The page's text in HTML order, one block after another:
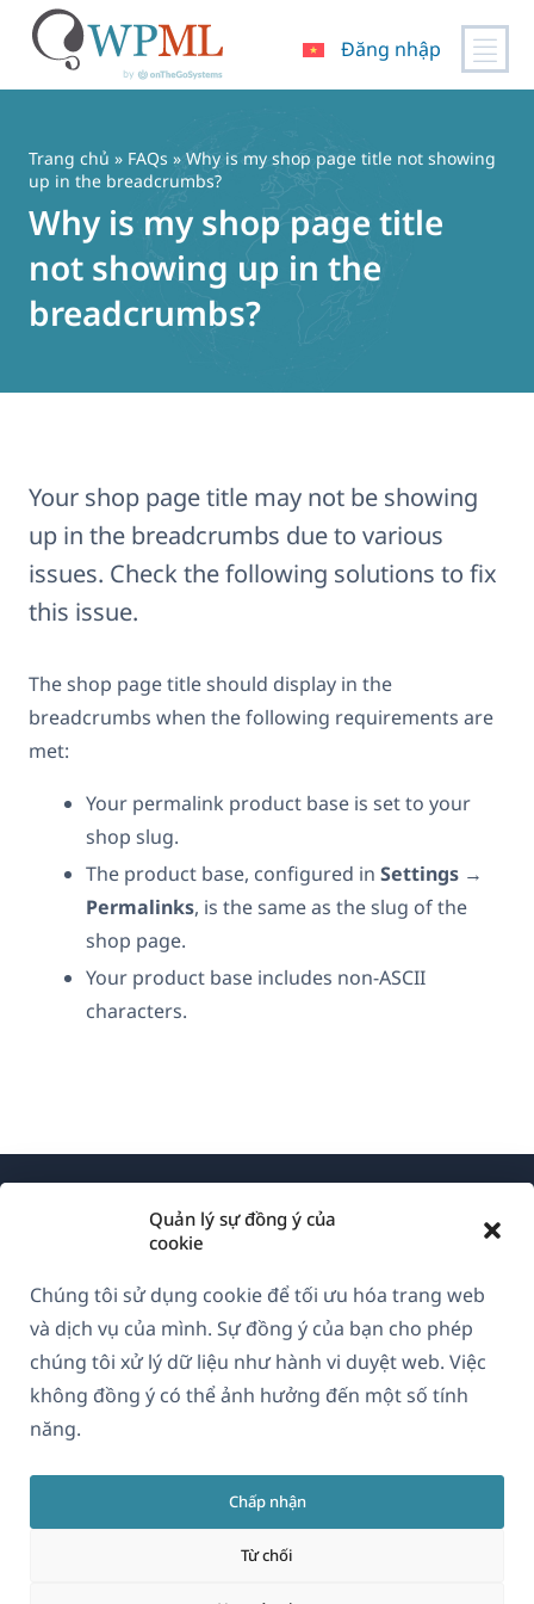
Quản lý sự đồng ý của
cookie
Chúng tôi sử dụng cookie để tối ưu hóa trang web
và dịch vụ của mình. Sự đồng ý của bạn cho phép
chúng tôi xử lý dữ liệu như hành vi duyệt web. Việc
không đồng ý có thể ảnh hưởng đến một số tính
năng.
Chấp nhận
Từ chối
dung
Đăng nhập
Trang chủ » FAQs » Why is my shop page title not showing
up in the breadcrumbs?
Why is my shop page title
not showing up in the
breadcrumbs?
Your shop page title may not be showing
up in the breadcrumbs due to various
issues. Check the following solutions to fix
this issue.
The shop page title should display in the
breadcrumbs when the following requirements are
met:
Your permalink product base is set to your
shop slug.
The product base, configured in Settings →
Permalinks, is the same as the slug of the
shop page.
Your product base includes non-ASCII
characters.
Vietnamese
GDPR & Chính sách Bảo mật
Tham gia đội ngũ của chúng tôi(mở
mới)
trong
cửa
sổ
mới)
trong
cửa
sổ
mới)
trong
sổ